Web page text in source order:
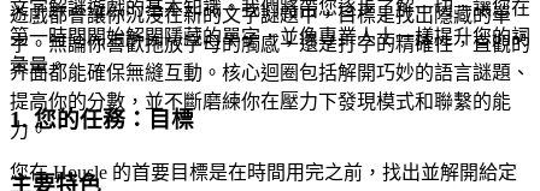
遊戲都會讓你沉浸在新的文字謎題中，目標是找出隱藏的單
字。無論你喜歡拖放字母的觸感，還是打字的精確性，直觀的
介面都能確保無縫互動。核心迴圈包括解開巧妙的語言謎題、
提高你的分數，並不斷磨練你在壓力下發現模式和聯繫的能
力。
主要特色
文字解謎遊戲的基本知識。我們將帶您逐步了解一切，讓您在
第一時間開始解開隱藏的單字，並像專業人士一樣提升您的詞
彙量。
1. 您的任務：目標
您在 Housle 的首要目標是在時間用完之前，找出並解開給定